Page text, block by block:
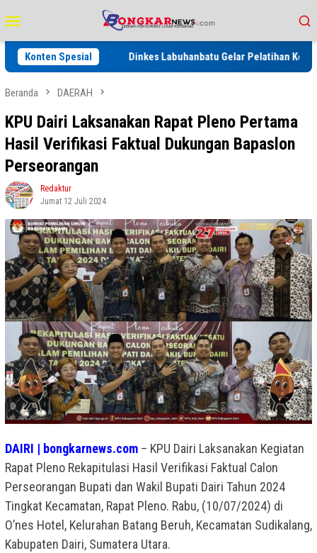
ke
kontenMobile
Konten Spesial
2027 Dinkes Labuhanbatu Gelar Pelatihan Keamanan
Beranda DAERAH
KPU Dairi Laksanakan Rapat Pleno Pertama
Hasil Verifikasi Faktual Dukungan Bapaslon
Perseorangan
Redaktur
Jumat 12 Juli 2024
DAIRI | bongkarnews.com – KPU Dairi Laksanakan Kegiatan
Rapat Pleno Rekapitulasi Hasil Verifikasi Faktual Calon
Perseorangan Bupati dan Wakil Bupati Dairi Tahun 2024
Tingkat Kecamatan, Rapat Pleno. Rabu, (10/07/2024) di
O’nes Hotel, Kelurahan Batang Beruh, Kecamatan Sudikalang,
Kabupaten Dairi, Sumatera Utara.